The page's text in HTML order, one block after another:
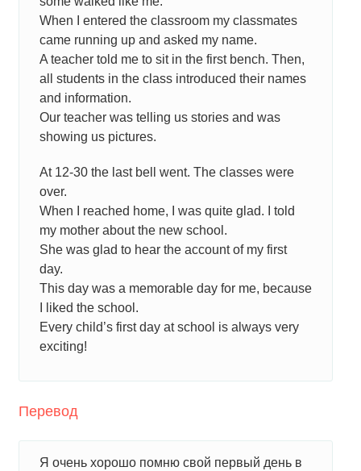
When I entered the classroom my classmates
came running up and asked my name.
A teacher told me to sit in the first bench. Then,
all students in the class introduced their names
and information.
Our teacher was telling us stories and was
showing us pictures.
At 12-30 the last bell went. The classes were
over.
When I reached home, I was quite glad. I told
my mother about the new school.
She was glad to hear the account of my first
day.
This day was a memorable day for me, because
I liked the school.
Every child’s first day at school is always very
exciting!
Перевод
Я очень хорошо помню свой первый день в